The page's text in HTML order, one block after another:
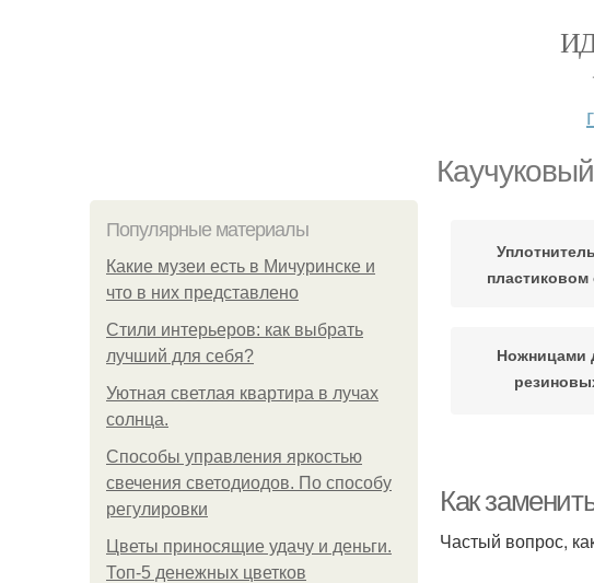
Популярные материалы
Какие музеи есть в Мичуринске и
что в них представлено
Стили интерьеров: как выбрать
лучший для себя?
Уютная светлая квартира в лучах
солнца.
Способы управления яркостью
свечения светодиодов. По способу
регулировки
Цветы приносящие удачу и деньги.
Топ-5 денежных цветков
пластиковом
Ножницами
Как
Частый вопрос,